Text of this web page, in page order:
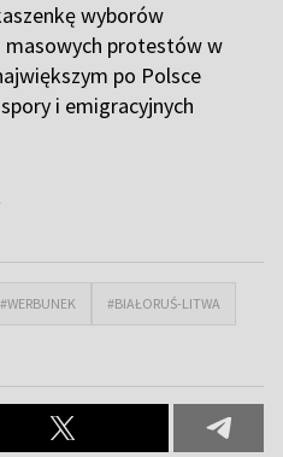
wyborów
masowych protestów w
po Polsce
i emigracyjnych
#WERBUNEK #BIAŁORUŚ-LITWA